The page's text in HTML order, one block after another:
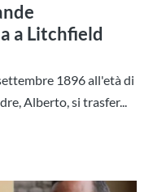
a Litchfield
1896 all'età di
Alberto, si trasfer...